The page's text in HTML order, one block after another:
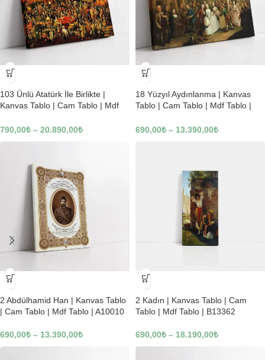
-23%
103 Ünlü Atatürk İle Birlikte |
Kanvas Tablo | Cam Tablo | Mdf
790,00₺ – 20.890,00₺
-23%
18 Yüzyıl Aydınlanma | Kanvas
Tablo | Cam Tablo | Mdf Tablo |
690,00₺ – 13.390,00₺
-23%
2 Abdülhamid Han | Kanvas Tablo
| Cam Tablo | Mdf Tablo | A10010
690,00₺ – 13.390,00₺
-23%
2 Kadın | Kanvas Tablo | Cam
Tablo | Mdf Tablo | B13362
690,00₺ – 18.190,00₺